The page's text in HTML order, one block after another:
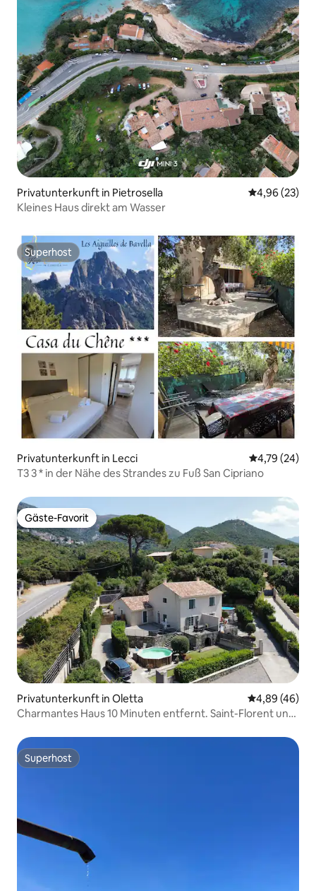
Privatunterkunft in Pietrosella
4,96 (23)
Kleines Haus direkt am Wasser
Superhost
Superhost
Privatunterkunft in Lecci
4,79 (24)
T3 3 * in der Nähe des Strandes zu Fuß San Cipriano
Gäste-Favorit
Gäste-Favorit
Privatunterkunft in Oletta
4,89 (46)
Charmantes Haus 10 Minuten entfernt. Saint-Florent und
Superhost
Superhost